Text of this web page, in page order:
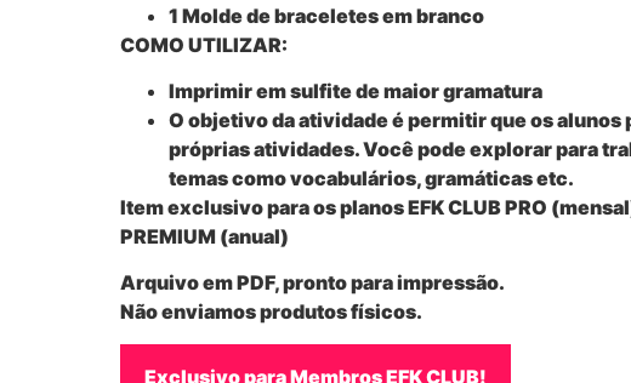
1 Molde de braceletes em branco
COMO UTILIZAR:
Imprimir em sulfite de maior gramatura
O objetivo da atividade é permitir que os alunos
próprias atividades. Você pode explorar para
temas como vocabulários, gramáticas etc.
Item exclusivo para os planos EFK CLUB PRO
PREMIUM (anual)
Arquivo em PDF, pronto para impressão.
Não enviamos produtos físicos.
Exclusivo para Membros EFK CLUB!